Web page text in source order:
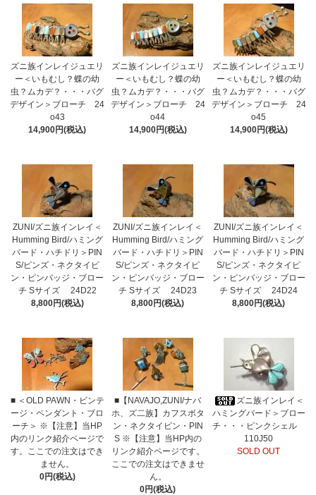
ズニ族インレイジュエリ
ー＜いもむし？蝶の幼
虫？ムカデ？・・・バグ
デザイン＞ブローチ 24
o43
14,900円(税込)
ズニ族インレイジュエリ
ー＜いもむし？蝶の幼
虫？ムカデ？・・・バグ
デザイン＞ブローチ 24
o44
14,900円(税込)
ズニ族インレイジュエリ
ー＜いもむし？蝶の幼
虫？ムカデ？・・・バグ
デザイン＞ブローチ 24
o45
14,900円(税込)
ZUNI/ズニ族インレイ＜
Humming Bird/ハミング
バード・ハチドリ＞PIN
S/ピンズ・ネクタイピ
ン・ピンバッジ・ブロー
チ Sサイズ 24D22
8,800円(税込)
ZUNI/ズニ族インレイ＜
Humming Bird/ハミング
バード・ハチドリ＞PIN
S/ピンズ・ネクタイピ
ン・ピンバッジ・ブロー
チ Sサイズ 24D23
8,800円(税込)
ZUNI/ズニ族インレイ＜
Humming Bird/ハミング
バード・ハチドリ＞PIN
S/ピンズ・ネクタイピ
ン・ピンバッジ・ブロー
チ Sサイズ 24D24
8,800円(税込)
■ ＜OLD PAWN・ビンテ
ージ・ペンダント・ブロ
ーチ＞ ※【注意】当HP
内のリンク紹介ページで
す。ここでの注文はでき
ません。
0円(税込)
■【NAVAJO,ZUNI/ナバ
ホ、ズ二族】カフスボタ
ン・ネクタイピン・PIN
S ※【注意】当HP内の
リンク紹介ページです。
ここでの注文はできませ
ん。
0円(税込)
ズニ族インレイ＜
ハミングバード＞ブロー
チ・・・ピンクシェル
110J50
SOLD OUT